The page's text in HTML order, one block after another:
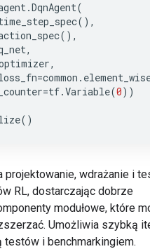
.DqnAgent(
(),
(),
,
,
=common .
=tf.Variable(0))
()
projektowanie, wdrażanie i
RL, dostarczając dobrze
modułowe, które
Umożliwia szybką
testów i benchmarkingiem.